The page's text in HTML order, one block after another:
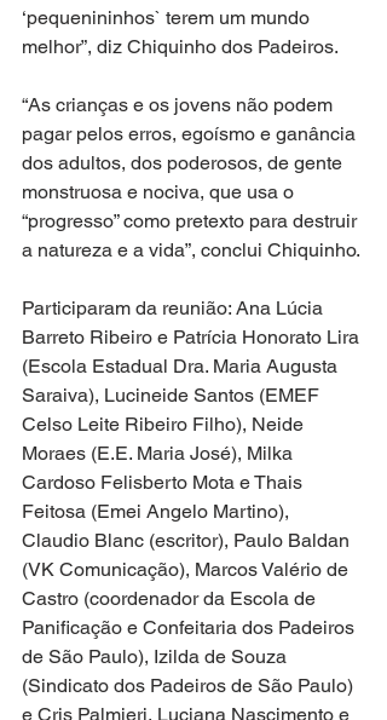
‘pequenininhos` terem um mundo
melhor”, diz Chiquinho dos Padeiros.
“As crianças e os jovens não podem
pagar pelos erros, egoísmo e ganância
dos adultos, dos poderosos, de gente
monstruosa e nociva, que usa o
“progresso” como pretexto para destruir
a natureza e a vida”, conclui Chiquinho.
Participaram da reunião: Ana Lúcia
Barreto Ribeiro e Patrícia Honorato Lira
(Escola Estadual Dra. Maria Augusta
Saraiva), Lucineide Santos (EMEF
Celso Leite Ribeiro Filho), Neide
Moraes (E.E. Maria José), Milka
Cardoso Felisberto Mota e Thais
Feitosa (Emei Angelo Martino),
Claudio Blanc (escritor), Paulo Baldan
(VK Comunicação), Marcos Valério de
Castro (coordenador da Escola de
Panificação e Confeitaria dos Padeiros
de São Paulo), Izilda de Souza
(Sindicato dos Padeiros de São Paulo)
e Cris Palmieri, Luciana Nascimento e